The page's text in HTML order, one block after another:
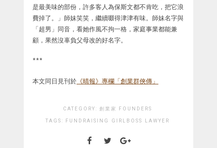
是最美味的部份，許多客人為保斯文都不肯吃，把它浪
費掉了。」師妹笑笑，繼續啜得津津有味。師妹名字與
「超男」同音，看她作風不拘一格，家庭事業都能兼
顧，果然沒辜負父母改的好名字。
***
本文同日見刊於 《晴報》專欄「創業群俠傳」
CATEGORY: 創業家 FOUNDERS
TAGS: FUNDRAISING GIRLBOSS LAWYER